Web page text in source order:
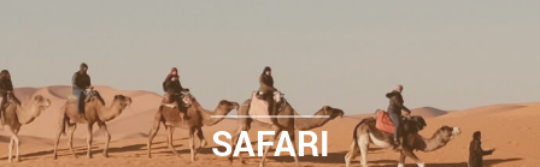
SAFARI